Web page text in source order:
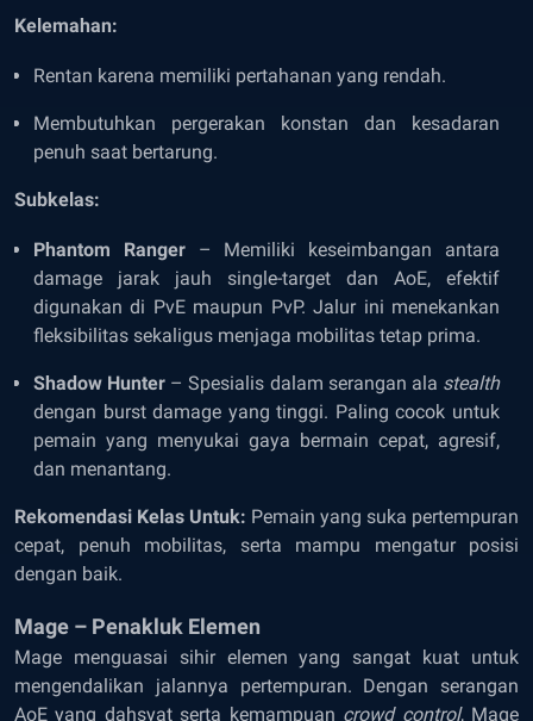
Kelemahan:
Rentan karena memiliki pertahanan yang rendah.
Membutuhkan pergerakan konstan dan kesadaran
penuh saat bertarung.
Subkelas:
Phantom Ranger– Memiliki keseimbangan antara
damage jarak jauh single-target dan AoE, efektif
digunakan di PvE maupun PvP. Jalur ini menekankan
fleksibilitas sekaligus menjaga mobilitas tetap prima.
Shadow Hunter – Spesialis dalam serangan ala stealth
dengan burst damage yang tinggi. Paling cocok untuk
pemain yang menyukai gaya bermain cepat, agresif,
dan menantang.
Rekomendasi Kelas Untuk: Pemain yang suka pertempuran
cepat, penuh mobilitas, serta mampu mengatur posisi
dengan baik.
Mage – Penakluk Elemen
Mage menguasai sihir elemen yang sangat kuat untuk
mengendalikan jalannya pertempuran. Dengan serangan
AoE yang dahsyat serta kemampuan crowd control, Mage